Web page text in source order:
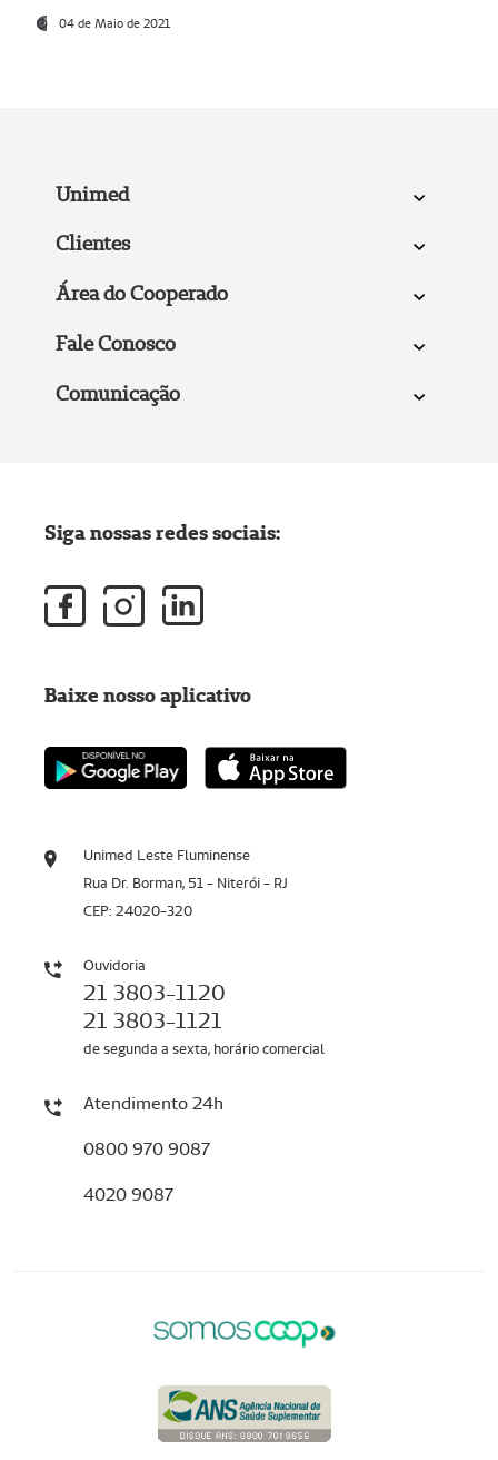
04 de Maio de 2021
Unimed
Clientes
Área do Cooperado
Fale Conosco
Comunicação
Unimed Leste Fluminense
Rua Dr. Borman, 51 - Niterói - RJ
CEP: 24020-320
Ouvidoria
21 3803-1120
21 3803-1121
de segunda a sexta, horário comercial
Atendimento 24h
0800 970 9087
4020 9087
Siga nossas redes sociais:
Baixe nosso aplicativo